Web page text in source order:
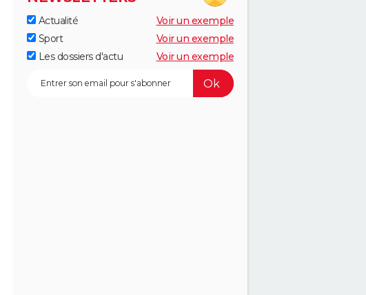
Actualité
Voir un exemple
Sport
Voir un exemple
Les dossiers d'actu
Voir un exemple